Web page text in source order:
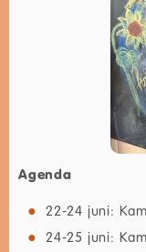
Agenda
22-24 juni:
24-25 juni: